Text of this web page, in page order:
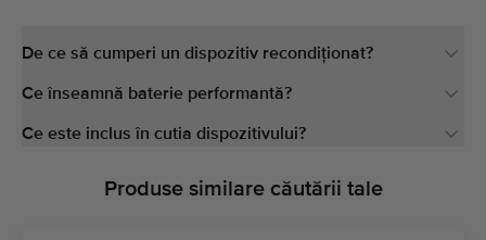
De ce să cumperi un dispozitiv recondiționat?
Ce înseamnă baterie performantă?
Ce este inclus în cutia dispozitivului?
Produse similare căutării tale